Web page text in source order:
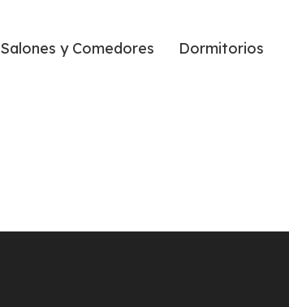
Salones y Comedores Dormitorios